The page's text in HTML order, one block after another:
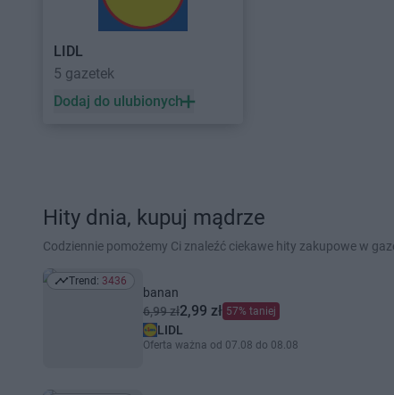
LIDL
5 gazetek
Dodaj do ulubionych
Hity dnia, kupuj mądrze
Codziennie pomożemy Ci znaleźć ciekawe hity zakupowe w
Trend: 3436
Trend: 3436
banan
6,99 zł2,99 zł 57% taniej
LIDL
Oferta ważna od 07.08 do 08.08